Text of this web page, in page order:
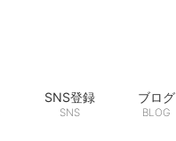
SNS登録
SNS
ブログ
BLOG